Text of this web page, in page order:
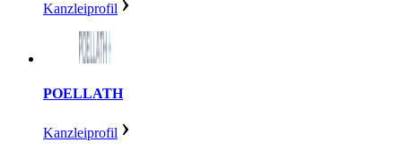
Kanzleiprofil
POELLATH
Kanzleiprofil